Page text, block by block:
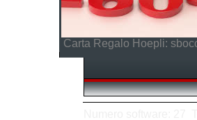
Carta Regalo Hoepli: